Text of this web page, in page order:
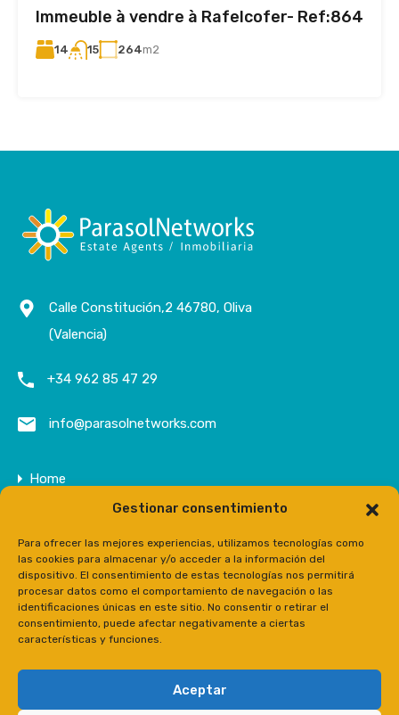
Gestionar consentimiento
Para ofrecer las mejores experiencias, utilizamos tecnologías como
las cookies para almacenar y/o acceder a la información del
dispositivo. El consentimiento de estas tecnologías nos permitirá
procesar datos como el comportamiento de navegación o las
identificaciones únicas en este sitio. No consentir o retirar el
consentimiento, puede afectar negativamente a ciertas
características y funciones.
Aceptar
Immeuble à vendre à Rafelcofer- Ref:864
14 15 264m2
Calle Constitución,2 46780, Oliva
(Valencia)
+34 962 85 47 29
info@parasolnetworks.com
Home
Domaine
Contact
Prensa